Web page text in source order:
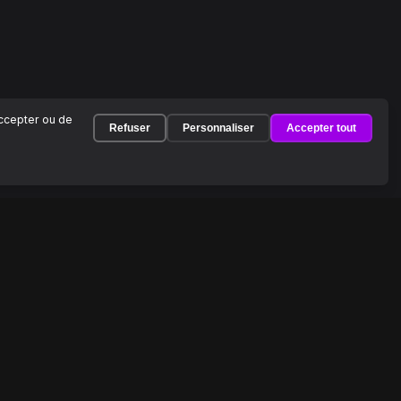
ou de
Refuser Personnaliser Accepter tout